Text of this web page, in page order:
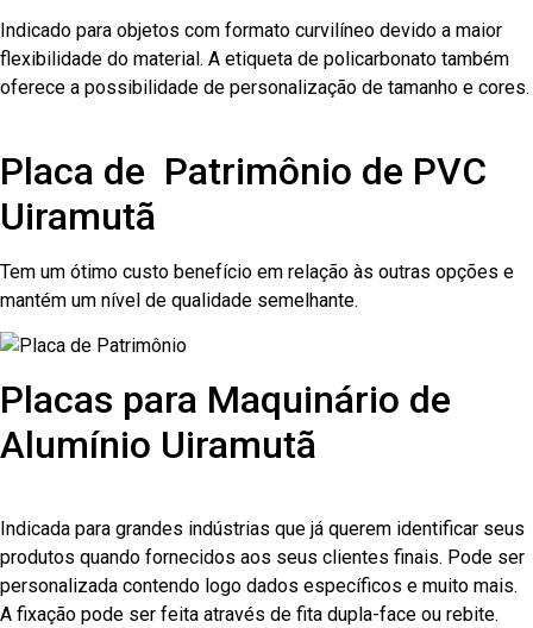
Indicado para objetos com formato curvilíneo devido a maior
flexibilidade do material. A etiqueta de policarbonato também
oferece a possibilidade de personalização de tamanho e cores.
Placa de Patrimônio de PVC
Uiramutã
Tem um ótimo custo benefício em relação às outras opções e
mantém um nível de qualidade semelhante.
Placas para Maquinário de
Alumínio Uiramutã
Indicada para grandes indústrias que já querem identificar seus
produtos quando fornecidos aos seus clientes finais. Pode ser
personalizada contendo logo dados específicos e muito mais.
A fixação pode ser feita através de fita dupla-face ou rebite.